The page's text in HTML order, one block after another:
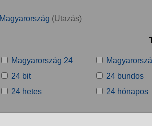
Magyarország (Utazás)
Magyarország 24
24 bit
24 bundos
24 hetes
24 hónapos